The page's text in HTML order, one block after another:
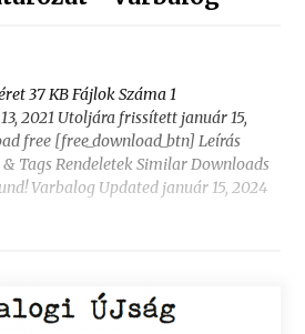
37 KB Fájlok Száma 1
2021 Utoljára frissített január 15,
free [free_download_btn] Leírás
Tags Rendeletek Similar Downloads
Varbalog Updated január 15, 2024